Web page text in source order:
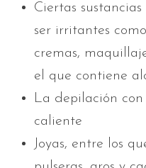
Ciertas
ser irritantes
cremas,
el que contiene
La depilación
caliente
Joyas, entre los